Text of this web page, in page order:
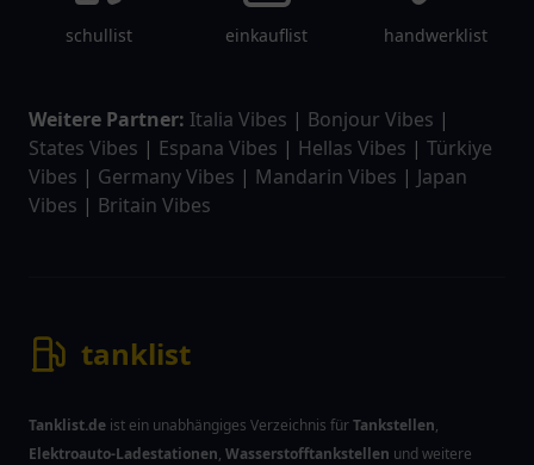
schullist einkauflist handwerklist
Weitere Partner: Italia Vibes | Bonjour Vibes |
States Vibes | Espana Vibes | Hellas Vibes | Türkiye
Vibes | Germany Vibes | Mandarin Vibes | Japan
Vibes | Britain Vibes
tanklist
Tanklist.de ist ein unabhängiges Verzeichnis fürTankstellen,
Elektroauto-Ladestationen, Wasserstofftankstellen und weitere